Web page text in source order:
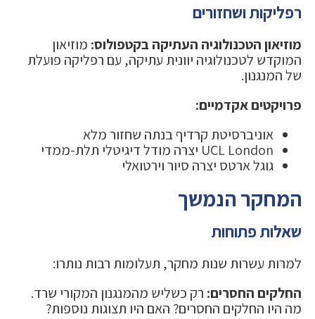
רפליקות ושחזורים
מוזיאון הטכנולוגיה העתיקה בקטפולוס: מוזיאון
המוקדש לטכנולוגיה יוונית עתיקה, עם רפליקה פועלת
של המנגנון.
פרויקטים אקדמיים:
אוניברסיטת קרדיף בנתה שחזור מלא
UCL London יצרה מודל דיגיטלי תלת-ממדי
גוגל ארטס יצרה סיור וירטואלי
המחקר הנמשך
שאלות פתוחות
למרות עשרות שנות מחקר, תעלומות רבות נותרו:
החלקים החסרים: רק כשליש מהמנגנון המקורי שרד.
מה היו החלקים החסרים? האם היו תצוגות נוספות?